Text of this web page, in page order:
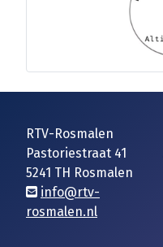
RTV-Rosmalen
Pastoriestraat 41
5241 TH Rosmalen
info@rtv-
rosmalen.nl